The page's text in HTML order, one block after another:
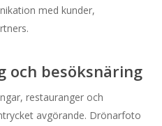
med kunder,
och besöksnäring
restauranger och
avgörande. Drönarfoto